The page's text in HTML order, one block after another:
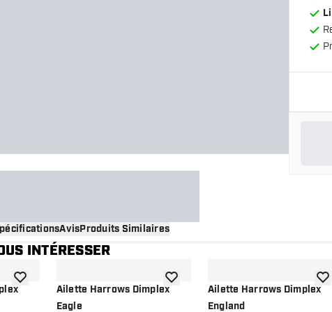
AvisProduits Similaires
INTÉRESSER
ajouter à la liste de souhaits
Ailette Harrows Dimplex
Eagle
ajouter à la liste de souhaits
Ailette Harrows Dimplex
England